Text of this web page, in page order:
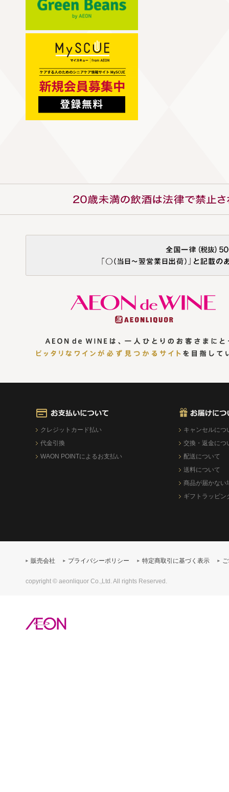
クレジットカード払い
代金引換
WAON POINTによるお支払い
キャンセルにつ
交換・返金につ
配送について
送料について
商品が届かない
ギフトラッピン
販売会社 プライバシーポリシー 特定商取引に基づく表示
copyright © aeonliquor Co.,Ltd. All rights Reserved.